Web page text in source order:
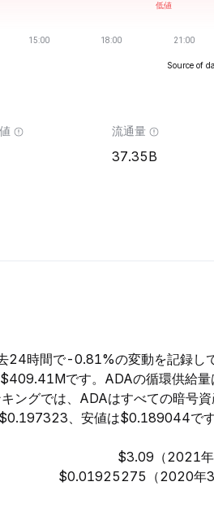
Source of
流通量
37.35B
24時間で-0.81%の変動を記録し
です。ADAの循環供給量
ングでは、ADAはすべての暗号
、安値は$0.189044です
$3.09（2021年
$0.01925275（2020年3